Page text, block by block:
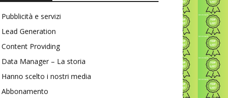
Pubblicità e servizi
Lead Generation
Content Providing
Data Manager – La storia
Hanno scelto i nostri media
Abbonamento